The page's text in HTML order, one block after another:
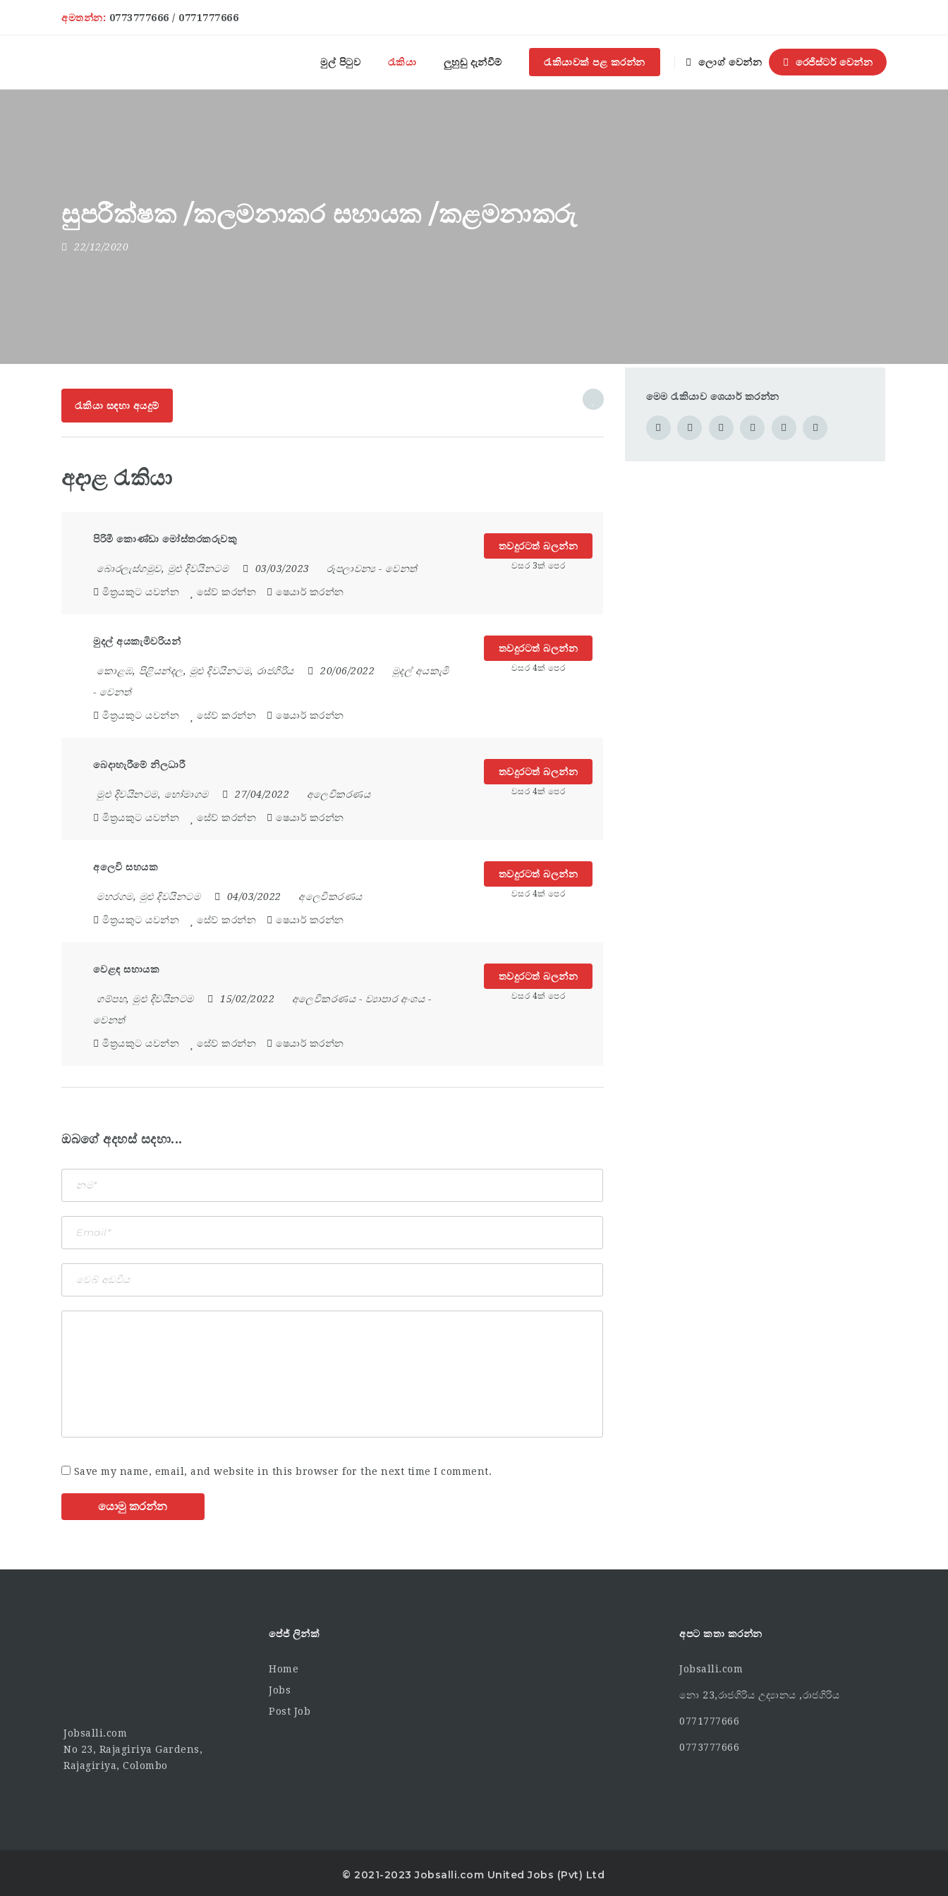
අමතන්න: 0773777666 / 0771777666
මුල් පිටුව රැකියා ලුහුඬු දැන්වීම් රැකියාවක් පළ කරන්න ලොග් වෙන්න රෙජිස්ටර් වෙන්න
සුපරීක්ෂක /කලමනාකර සහායක /කළමනාකරු
22/12/2020
රැකියා සඳහා අයදුම්
අදාළ රැකියා
පිරිමී කොණ්ඩා මෝස්තරකරුවකු
බොරලැස්ගමුව, මුළු දිවයිනටම 03/03/2023 රූපලාවන්‍ය- වෙනත්
මිත්‍රයකුට යවන්න සේව් කරන්න ෂෙයාර් කරන්න
තවදුරටත් බලන්න
වසර 3ක් පෙර
මුදල් අයකැමිවරියන්
කොළඹ, පිළියන්දල, මුළු දිවයිනටම, රාජගිරිය 20/06/2022
මුදල් අයකැමි
- වෙනත්
මිත්‍රයකුට යවන්න සේව් කරන්න ෂෙයාර් කරන්න
තවදුරටත් බලන්න
වසර 4ක් පෙර
බෙදාහැරීමේ නිලධාරී
මුළු දිවයිනටම, හෝමාගම 27/04/2022 අලෙවිකරණය
මිත්‍රයකුට යවන්න සේව් කරන්න ෂෙයාර් කරන්න
තවදුරටත් බලන්න
වසර 4ක් පෙර
අලෙවි සහයක
මහරගම, මුළු දිවයිනටම 04/03/2022 අලෙවිකරණය
මිත්‍රයකුට යවන්න සේව් කරන්න ෂෙයාර් කරන්න
තවදුරටත් බලන්න
වසර 4ක් පෙර
වෙළඳ සහායක
ගම්පහ, මුළු දිවයිනටම 15/02/2022 අලෙවිකරණය- ව්‍යාපාර අංශය-
වෙනත්
මිත්‍රයකුට යවන්න සේව් කරන්න ෂෙයාර් කරන්න
තවදුරටත් බලන්න
වසර 4ක් පෙර
ඔබගේ අදහස් සදහා...
Save my name, email, and website in this browser for the next time I comment.
මෙම රැකියාව ශෙයාර් කරන්න
Jobsalli.com
No 23, Rajagiriya Gardens,
Rajagiriya, Colombo
පේජ් ලින්ක්
Home
Jobs
Post Job
අපට කතා කරන්න
Jobsalli.com
නො 23,රාජගිරිය උද්‍යානය ,රාජගිරිය
0771777666
0773777666
© 2021-2023 Jobsalli.com United Jobs (Pvt) Ltd